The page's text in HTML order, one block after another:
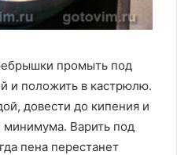
промыть под
и положить в кастрюлю.
довести до кипения и
минимума. Варить под
пена перестанет